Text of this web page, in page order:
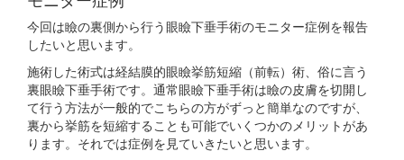
今回は瞼の裏側から行う眼瞼下垂手術のモニター症例を報告
したいと思います。
施術した術式は経結膜的眼瞼挙筋短縮（前転）術、俗に言う
裏眼瞼下垂手術です。通常眼瞼下垂手術は瞼の皮膚を切開し
て行う方法が一般的でこちらの方がずっと簡単なのですが、
裏から挙筋を短縮することも可能でいくつかのメリットがあ
ります。それでは症例を見ていきたいと思います。